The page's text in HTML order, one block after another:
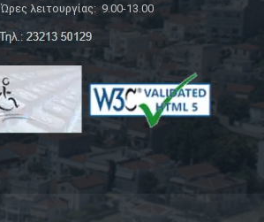
Ώρες λειτουργίας: 9.00-13.00